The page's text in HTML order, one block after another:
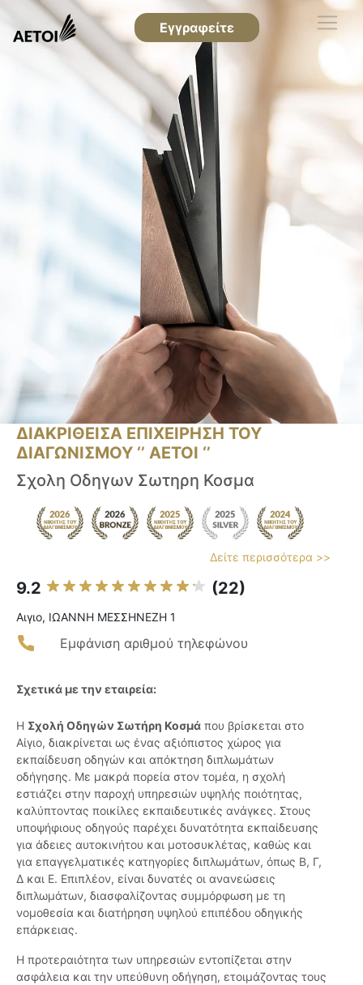
Εγγραφείτε
ΔΙΑΚΡΙΘΕΙΣΑ ΕΠΙΧΕΙΡΗΣΗ ΤΟΥ
ΔΙΑΓΩΝΙΣΜΟΥ ‘’ ΑΕΤΟΙ ‘’
Σχολη Οδηγων Σωτηρη Κοσμα
Δείτε περισσότερα >>
9.2 (22)
Αιγιο, ΙΩΑΝΝΗ ΜΕΣΣΗΝΕΖΗ 1
Εμφάνιση αριθμού τηλεφώνου
Σχετικά με την εταιρεία:
Η Σχολή Οδηγών Σωτήρη Κοσμά που βρίσκεται στο
Αίγιο, διακρίνεται ως ένας αξιόπιστος χώρος για
εκπαίδευση οδηγών και απόκτηση διπλωμάτων
οδήγησης. Με μακρά πορεία στον τομέα, η σχολή
εστιάζει στην παροχή υπηρεσιών υψηλής ποιότητας,
καλύπτοντας ποικίλες εκπαιδευτικές ανάγκες. Στους
υποψήφιους οδηγούς παρέχει δυνατότητα εκπαίδευσης
για άδειες αυτοκινήτου και μοτοσυκλέτας, καθώς και
για επαγγελματικές κατηγορίες διπλωμάτων, όπως Β, Γ,
Δ και Ε. Επιπλέον, είναι δυνατές οι ανανεώσεις
διπλωμάτων, διασφαλίζοντας συμμόρφωση με τη
νομοθεσία και διατήρηση υψηλού επιπέδου οδηγικής
επάρκειας.
Η προτεραιότητα των υπηρεσιών εντοπίζεται στην
ασφάλεια και την υπεύθυνη οδήγηση, ετοιμάζοντας τους